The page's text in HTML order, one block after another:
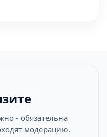
- обязательна
модерацию.